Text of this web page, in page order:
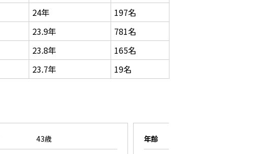
24年
197名
23.9年
781名
23.8年
165名
23.7年 19名
43歳 年齢